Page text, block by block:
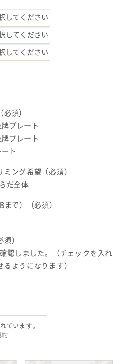
須）
プレート
プレート
ト
ング希望（必須）
だ全体
で）（必須）
）
認しました。（チェックを入れ
ようになります）
ています。